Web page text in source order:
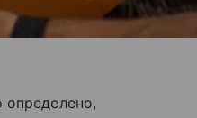
определено,